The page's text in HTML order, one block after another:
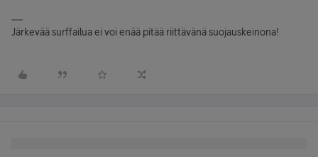
Järkevää surffailua ei voi enää pitää riittävänä suojauskeinona!